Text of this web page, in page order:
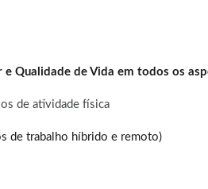
Qualidade de Vida em todos os
de atividade física
de trabalho híbrido e remoto)